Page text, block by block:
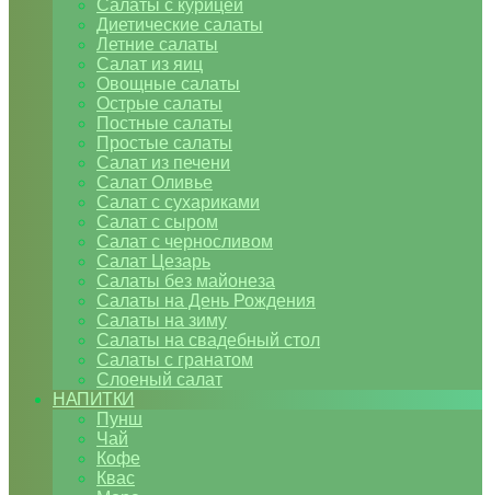
Салаты с курицей
Диетические салаты
Летние салаты
Салат из яиц
Овощные салаты
Острые салаты
Постные салаты
Простые салаты
Салат из печени
Салат Оливье
Салат с сухариками
Салат с сыром
Салат с черносливом
Салат Цезарь
Салаты без майонеза
Салаты на День Рождения
Салаты на зиму
Салаты на свадебный стол
Салаты с гранатом
Слоеный салат
НАПИТКИ
Пунш
Чай
Кофе
Квас